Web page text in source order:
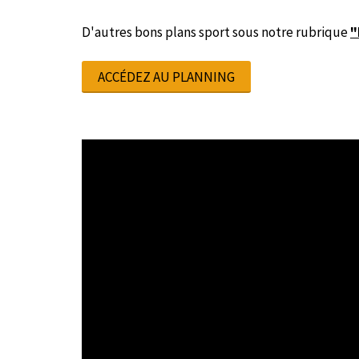
D'autres bons plans sport sous notre rubrique"
ACCÉDEZ AU PLANNING